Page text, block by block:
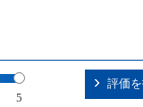
5
評価